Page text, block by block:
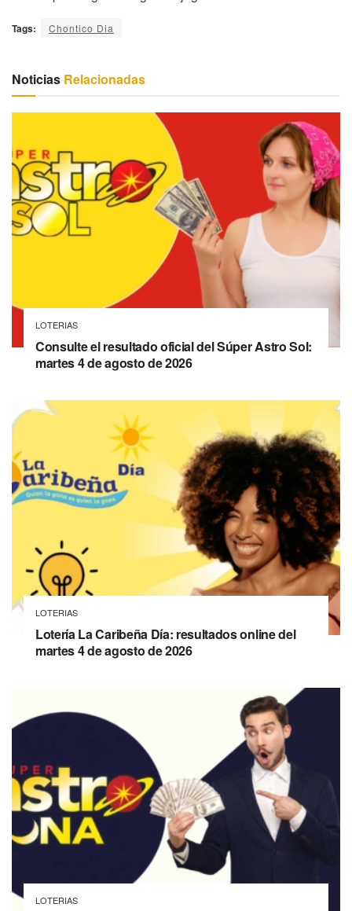
Tags: Chontico Dia
Noticias Relacionadas
LOTERIAS
Consulte el resultado oficial del Súper Astro Sol:
martes 4 de agosto de 2026
LOTERIAS
Lotería La Caribeña Día: resultados online del
martes 4 de agosto de 2026
LOTERIAS